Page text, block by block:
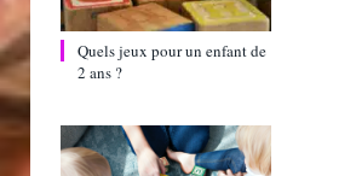
Quels jeux pour un enfant de
2 ans ?